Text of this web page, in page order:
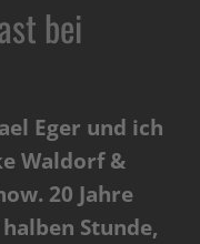
bei
Eger und ich
Waldorf &
20 Jahre
Stunde,